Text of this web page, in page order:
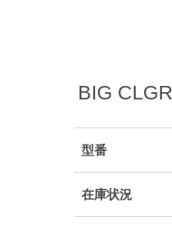
BIG
型番
在庫状況